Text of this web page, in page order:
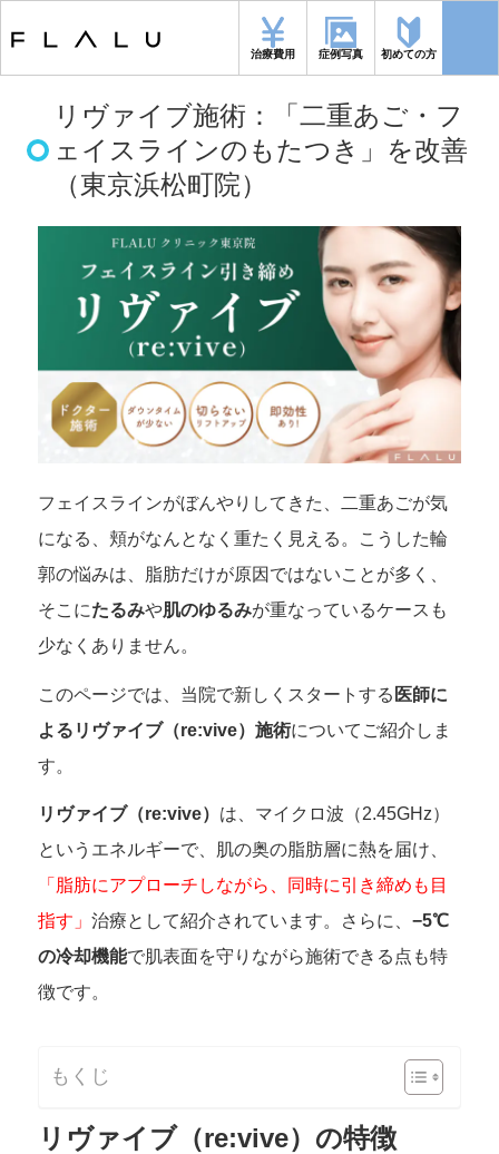
治療費用 症例写真 初めての方
リヴァイブ施術：「二重あご・フェイスラ
インのもたつき」を改善（東京浜松町院）
リヴァイブ施術：「二重あご・フ
ェイスラインのもたつき」を改善
（東京浜松町院）
フェイスラインがぼんやりしてきた、二重あごが気
になる、頬がなんとなく重たく見える。こうした輪
郭の悩みは、脂肪だけが原因ではないことが多く、
そこにたるみや肌のゆるみが重なっているケースも
少なくありません。
このページでは、当院で新しくスタートする 医師に
よるリヴァイブ（re:vive）施術についてご紹介しま
す。
リヴァイブ（re:vive） は、マイクロ波（2.45GHz）
というエネルギーで、肌の奥の脂肪層に熱を届け、
「脂肪にアプローチしながら、同時に引き締めも目
指す」 治療として紹介されています。さらに、 −5℃
の冷却機能で肌表面を守りながら施術できる点も特
徴です。
もくじ
リヴァイブ（re:vive）の特徴